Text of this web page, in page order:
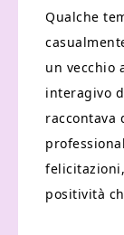
Qualche
un vecchio
interagivo
raccontava
positività